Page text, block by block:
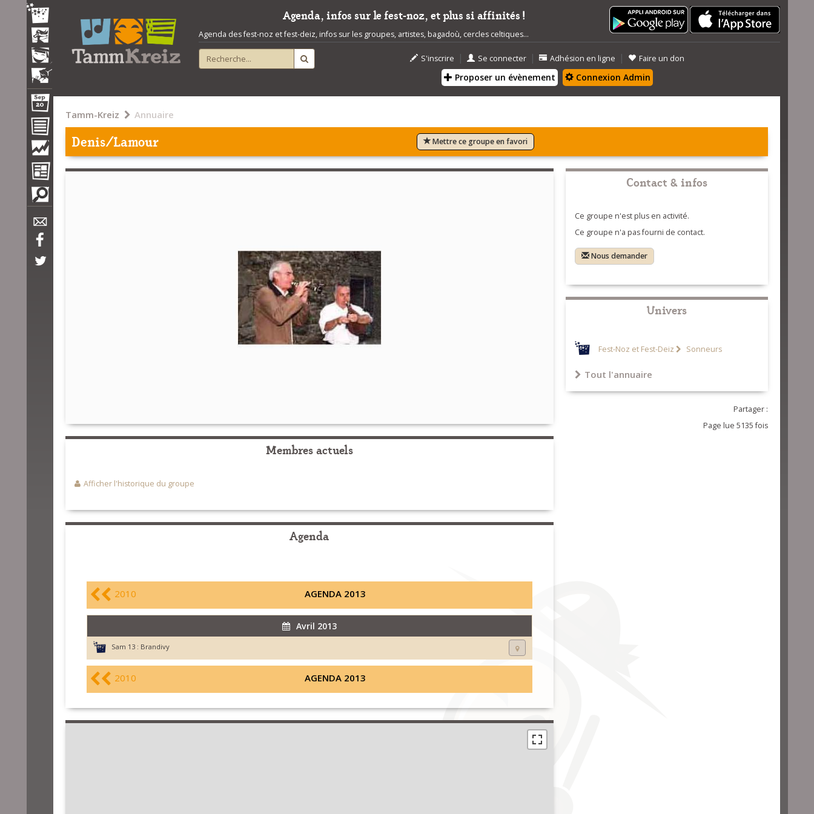
Agenda, infos sur le fest-noz, et plus si affinités !
Agenda des fest-noz et fest-deiz, infos sur les groupes, artistes, bagadoù, cercles celtiques...
S'inscrire | Se connecter | Adhésion en ligne | Faire un don
Proposer un évènement Connexion Admin
Tamm-Kreiz Annuaire
Denis/Lamour Mettre ce groupe en favori
Membres actuels
Afficher l'historique du groupe
Agenda
2010 AGENDA 2013
Avril 2013
Sam 13 : Brandivy
2010 AGENDA 2013
Contact & infos
Ce groupe n'est plus en activité.
Ce groupe n'a pas fourni de contact.
Nous demander
Univers
Fest-Noz et Fest-Deiz Sonneurs
Tout l'annuaire
Partager :
Page lue 5135 fois